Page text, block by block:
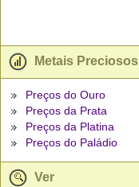
Metais Preciosos
Preços do Ouro
Preços da Prata
Preços da Platina
Preços do Paládio
Ver